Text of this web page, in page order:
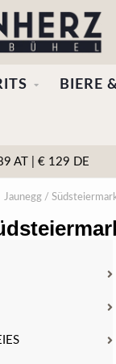
BIERE
AT | € 129 DE
Jaunegg /